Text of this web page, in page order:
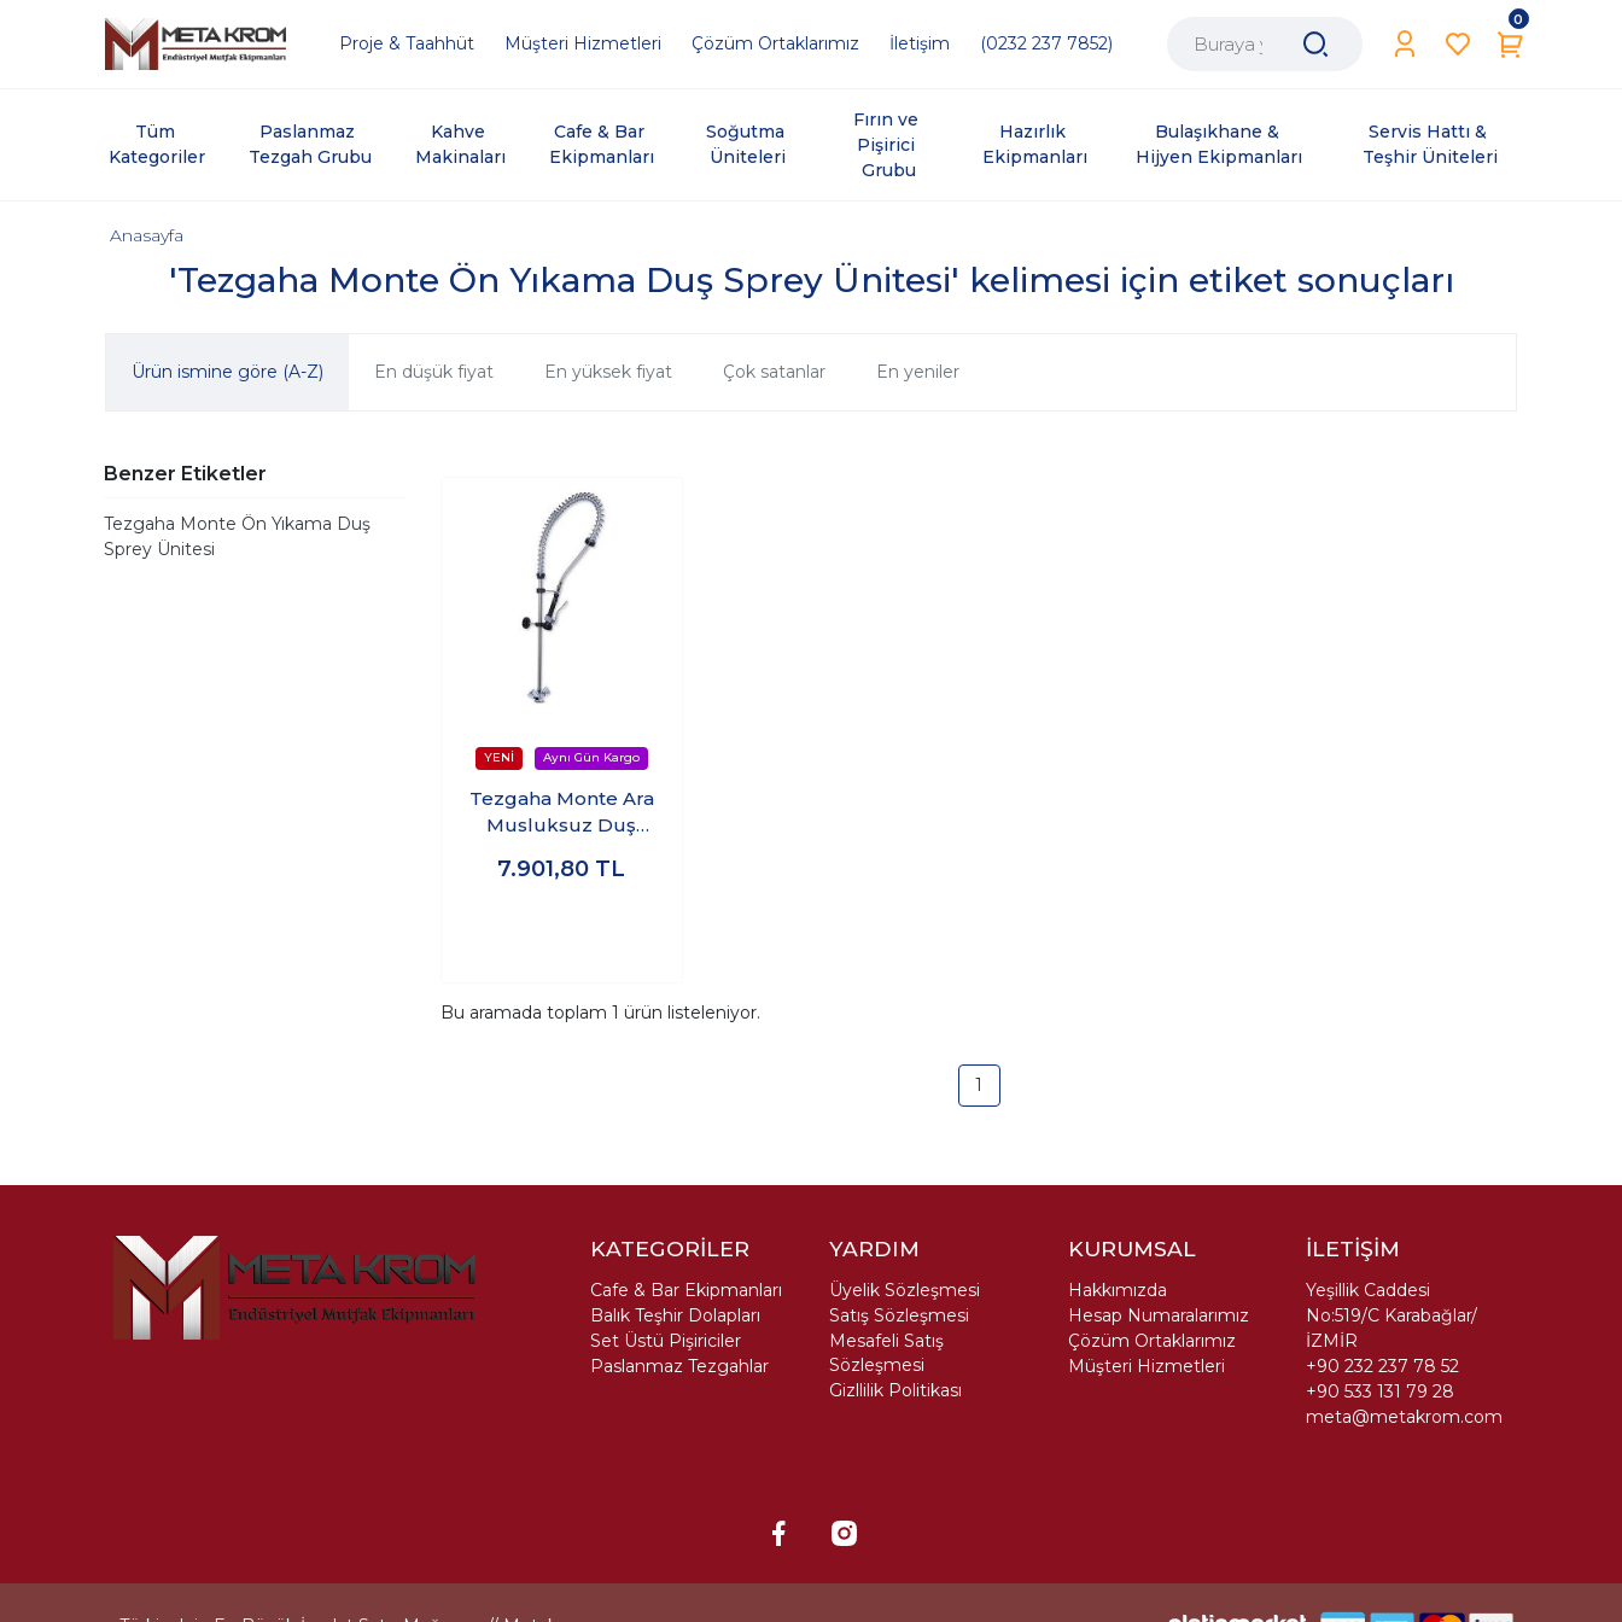
Proje & Taahhüt Müşteri Hizmetleri Çözüm Ortaklarımız İletişim (0232 237 7852)
0
Tüm
Kategoriler
Paslanmaz
Tezgah Grubu
Kahve
Makinaları
Cafe & Bar
Ekipmanları
Soğutma
Üniteleri
Fırın ve
Pişirici
Grubu
Hazırlık
Ekipmanları
Bulaşıkhane &
Hijyen Ekipmanları
Servis Hattı &
Teşhir Üniteleri
'Tezgaha Monte Ön Yıkama Duş Sprey Ünitesi' kelimesi için etiket sonuçları
Anasayfa
Ürün ismine göre (A-Z) En düşük fiyat En yüksek fiyat Çok satanlar En yeniler
Benzer Etiketler
Tezgaha Monte Ön Yıkama Duş
Sprey Ünitesi
Tezgaha Monte Ara
Musluksuz Duş
7.901,80 TL
Bu aramada toplam 1 ürün listeleniyor.
1
KATEGORİLER
Cafe & Bar Ekipmanları
Balık Teşhir Dolapları
Set Üstü Pişiriciler
Paslanmaz Tezgahlar
YARDIM
Üyelik Sözleşmesi
Satış Sözleşmesi
Mesafeli Satış
Sözleşmesi
Gizllilik Politikası
KURUMSAL
Hakkımızda
Hesap Numaralarımız
Çözüm Ortaklarımız
Müşteri Hizmetleri
İLETİŞİM
Yeşillik Caddesi
No:519/C Karabağlar/
İZMİR
+90 232 237 78 52
+90 533 131 79 28
meta@metakrom.com